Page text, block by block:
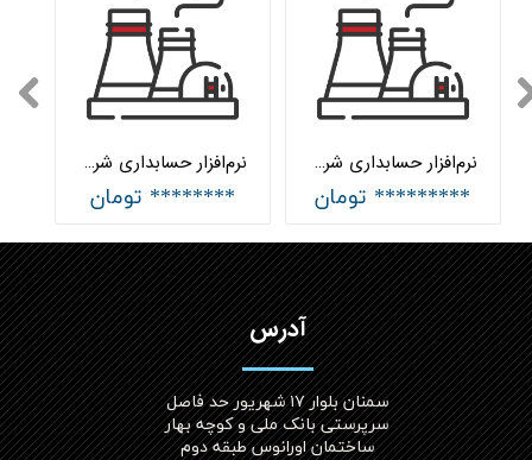
نرم‌افزار حسابداری شرکت‌های تولیدی ساده هلو APEX
******** تومان
نرم‌افزار حسابداری شرکت‌های تولیدی پیشرفته هلو APEX
********* تومان
آدرس
سمنان بلوار ۱۷ شهریور حد فاصل
سرپرستی بانک ملی و کوچه بهار
ساختمان اورانوس طبقه دوم